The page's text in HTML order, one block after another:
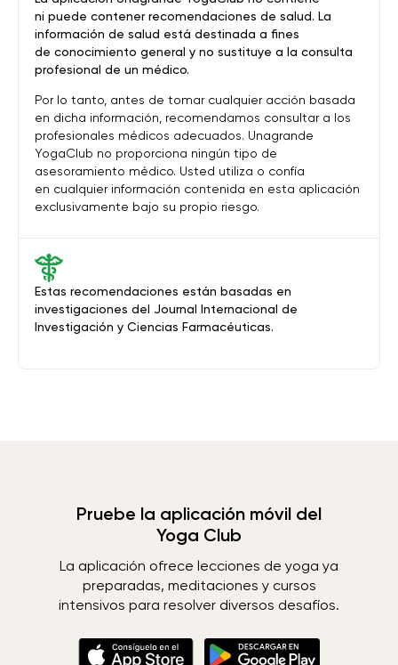
Estas recomendaciones están basadas en
investigaciones del Journal Internacional de
Investigación y Ciencias Farmacéuticas.
ni puede contener recomendaciones de salud. La
información de salud está destinada a fines
de conocimiento general y no sustituye a la consulta
profesional de un médico.
Por lo tanto, antes de tomar cualquier acción basada
en dicha información, recomendamos consultar a los
profesionales médicos adecuados. Unagrande
YogaClub no proporciona ningún tipo de
asesoramiento médico. Usted utiliza o confía
en cualquier información contenida en esta aplicación
exclusivamente bajo su propio riesgo.
Pruebe la aplicación móvil del
Yoga Club
La aplicación ofrece lecciones de yoga ya
preparadas, meditaciones y cursos
intensivos para resolver diversos desafíos.